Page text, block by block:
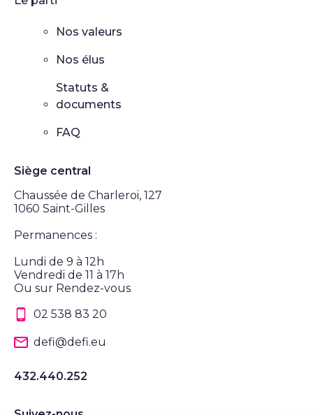
Nos valeurs
Nos élus
Statuts &
documents
FAQ
Siège central
Chaussée de Charleroi, 127
1060 Saint-Gilles
Permanences :
Lundi de 9 à 12h
Vendredi de 11 à 17h
Ou sur Rendez-vous
02 538 83 20
defi@defi.eu
432.440.252